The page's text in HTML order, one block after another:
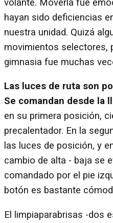
volante. Moverla fue
hayan sido deficiencias
nuestra unidad. Quizá
movimientos selectores,
gimnasia fue muchas
Las luces de ruta son
Se comandan desde la
en su primera posición,
precalentador. En la
las luces de posición, y
cambio de alta - baja se
comandado por el pie
botón es bastante
El limpiaparabrisas -dos